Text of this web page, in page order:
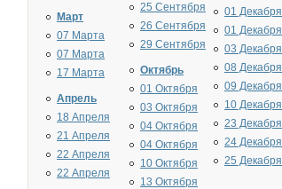
Март
07 Марта
07 Марта
17 Марта
Апрель
18 Апреля
21 Апреля
22 Апреля
22 Апреля
25 Сентября
26 Сентября
29 Сентября
Октябрь
01 Октября
03 Октября
04 Октября
04 Октября
10 Октября
13 Октября
01 Декабря
01 Декабря
03 Декабря
08 Декабря
09 Декабря
10 Декабря
23 Декабря
24 Декабря
25 Декабря